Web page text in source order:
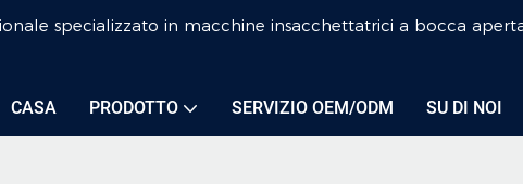
specializzato in macchine insacchettatrici a bocca
CASA PRODOTTO SERVIZIO OEM/ODM SU DI NOI